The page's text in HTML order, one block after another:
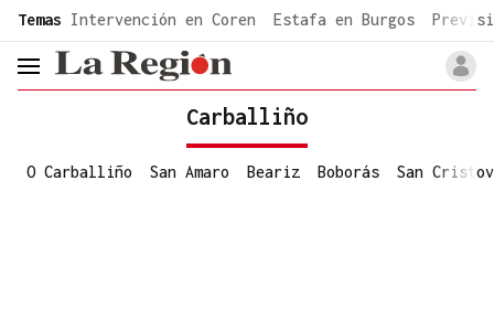
common.go-to-content
Temas Intervención en Coren Estafa en Burgos
header.menu.open
Carballiño
O Carballiño San Amaro Beariz Boborás San